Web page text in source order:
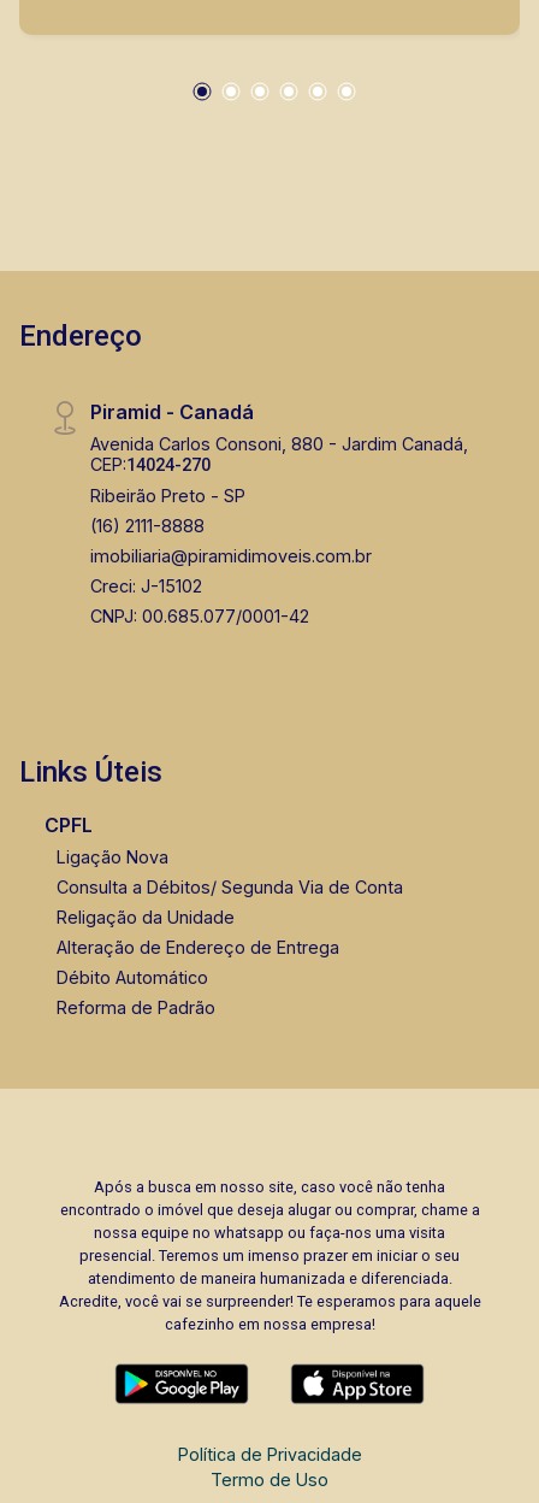
vendas de imóveis prontos, usados ou mesmo
Endereço
Piramid - Canadá
Avenida Carlos Consoni, 880 - Jardim Canadá,
CEP:14024-270
Ribeirão Preto - SP
(16) 2111-8888
imobiliaria@piramidimoveis.com.br
Creci: J-15102
CNPJ: 00.685.077/0001-42
Links Úteis
CPFL
Ligação Nova
Consulta a Débitos/ Segunda Via de Conta
Religação da Unidade
Alteração de Endereço de Entrega
Débito Automático
Reforma de Padrão
Após a busca em nosso site, caso você não tenha
encontrado o imóvel que deseja alugar ou comprar, chame a
nossa equipe no whatsapp ou faça-nos uma visita
presencial. Teremos um imenso prazer em iniciar o seu
atendimento de maneira humanizada e diferenciada.
Acredite, você vai se surpreender! Te esperamos para aquele
cafezinho em nossa empresa!
Política de Privacidade
Termo de Uso